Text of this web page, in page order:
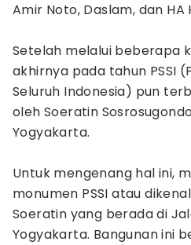
Amir Noto, Daslam, dan HA
Setelah melalui beberapa
akhirnya pada tahun PSSI
Seluruh Indonesia) pun
oleh Soeratin
Yogyakarta.
Untuk mengenang hal ini,
monumen PSSI atau
Soeratin yang berada di
Yogyakarta. Bangunan ini